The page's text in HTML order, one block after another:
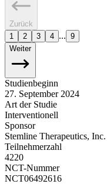
Zurück
1
2 3 4 ... 9
Weiter
Studienbeginn
27. September 2024
Art der Studie
Interventionell
Sponsor
Stemline Therapeutics, Inc.
Teilnehmerzahl
4220
NCT-Nummer
NCT06492616